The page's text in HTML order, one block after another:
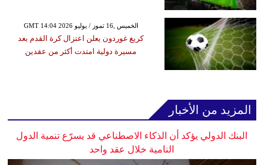
GMT 14:04 2026 الخميس ,16 تموز / يوليو
كريغ غوردون يعلن اعتزال كرة القدم بعد
مسيرة دولية امتدت أكثر من عقدين
المزيد من الأخبار
البنك الدولي يؤكد أن الذكاء الاصطناعي قد يسرّع تنمية الدول
النامية خلال عقد واحد